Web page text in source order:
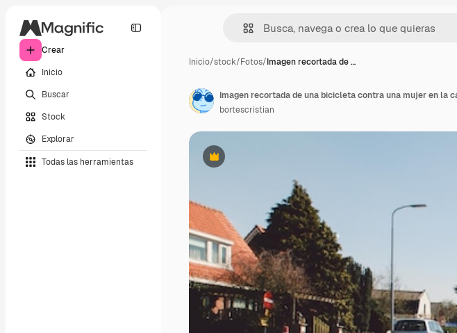
Crear
Inicio
Buscar
Stock
Explorar
Todas las herramientas
Inicio/stock/Fotos/Imagen recortada de …
Premium
bortescristian